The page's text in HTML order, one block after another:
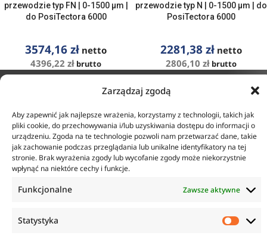
Zarządzaj zgodą
Aby zapewnić jak najlepsze wrażenia, korzystamy z technologii, takich jak
pliki cookie, do przechowywania i/lub uzyskiwania dostępu do informacji o
urządzeniu. Zgoda na te technologie pozwoli nam przetwarzać dane, takie
jak zachowanie podczas przeglądania lub unikalne identyfikatory na tej
stronie. Brak wyrażenia zgody lub wycofanie zgody może niekorzystnie
wpłynąć na niektóre cechy i funkcje.
Funkcjonalne Zawsze aktywne
Statystyka
przewodzie typ FN | 0-1500 µm |
do PosiTectora 6000
3574,16zł netto
4396,22 zł brutto
przewodzie typ N | 0-1500 µm | do
PosiTectora 6000
2281,38zł netto
2806,10 zł brutto
KONTAKT
ul. Tarcice 11, 80-718
Gdańsk
+48 58 342 24 15
Biuro czynne w godzinach
sklep@anticorr.pl
INFORMACJE
O firmie
Regulamin
Polityka prywatności